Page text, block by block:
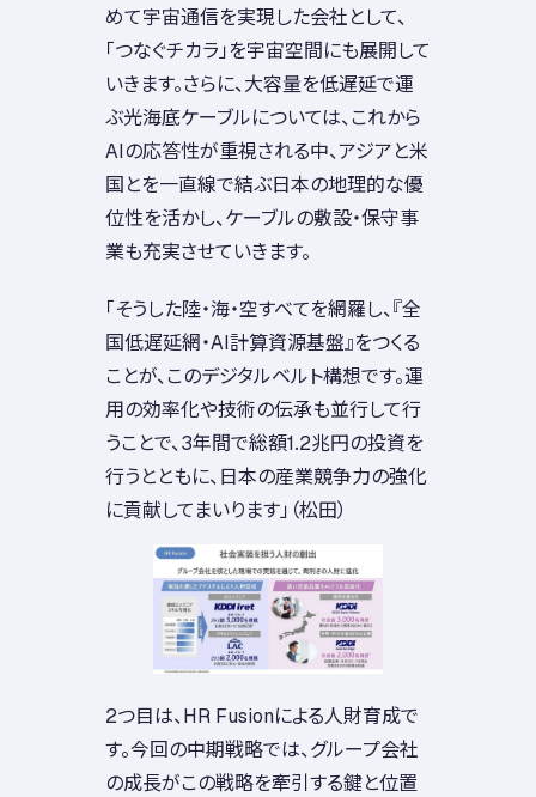
めて宇宙通信を実現した会社として、
「つなぐチカラ」を宇宙空間にも展開して
いきます。さらに、大容量を低遅延で運
ぶ光海底ケーブルについては、これから
AIの応答性が重視される中、アジアと米
国とを一直線で結ぶ日本の地理的な優
位性を活かし、ケーブルの敷設・保守事
業も充実させていきます。
「そうした陸・海・空すべてを網羅し、『全
国低遅延網・AI計算資源基盤』をつくる
ことが、このデジタルベルト構想です。運
用の効率化や技術の伝承も並行して行
うことで、3年間で総額1.2兆円の投資を
行うとともに、日本の産業競争力の強化
に貢献してまいります」（松田）
2つ目は、HR Fusionによる人財育成で
す。今回の中期戦略では、グループ会社
の成長がこの戦略を牽引する鍵と位置